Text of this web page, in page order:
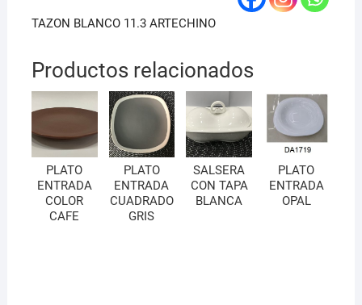
TAZON BLANCO 11.3 ARTECHINO
Productos relacionados
PLATO
ENTRADA
COLOR
CAFE
PLATO
ENTRADA
CUADRADO
GRIS
SALSERA
CON TAPA
BLANCA
PLATO
ENTRADA
OPAL